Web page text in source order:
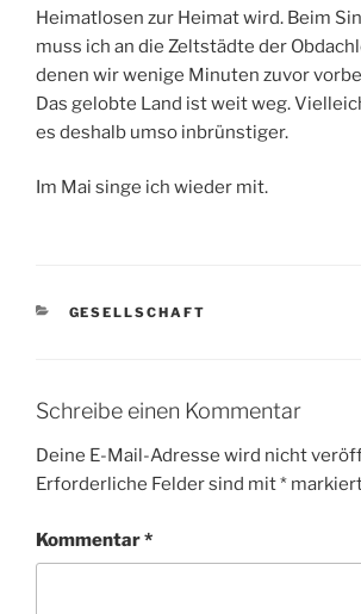
Heimatlosen zur Heimat wird. Beim
muss ich an die Zeltstädte der
denen wir wenige Minuten zuvor
Das gelobte Land ist weit weg.
es deshalb umso inbrünstiger.
Im Mai singe ich wieder mit.
KATEGORIEN
GESELLSCHAFT
Schreibe einen Kommentar
Deine E-Mail-Adresse wird nicht
Erforderliche Felder sind mit*
Kommentar*